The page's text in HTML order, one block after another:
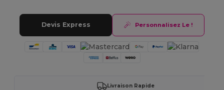
Devis Express Personnalisez Le !
Livraison Rapide